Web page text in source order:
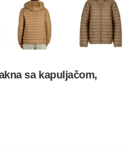
sa kapuljačom,